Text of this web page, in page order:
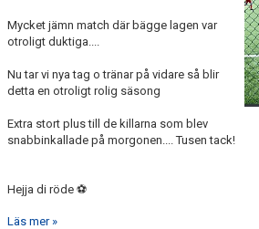
Mycket jämn match där bägge lagen var
otroligt duktiga....
Nu tar vi nya tag o tränar på vidare så blir
detta en otroligt rolig säsong
Extra stort plus till de killarna som blev
snabbinkallade på morgonen.... Tusen tack!
Hejja di röde ⚽
Läs mer »